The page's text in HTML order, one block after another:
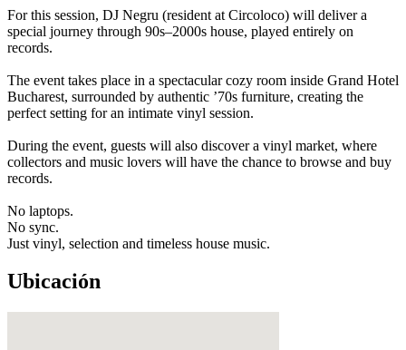
For this session, DJ Negru (resident at Circoloco) will deliver a
special journey through 90s–2000s house, played entirely on
records.
The event takes place in a spectacular cozy room inside Grand Hotel
Bucharest, surrounded by authentic ’70s furniture, creating the
perfect setting for an intimate vinyl session.
During the event, guests will also discover a vinyl market, where
collectors and music lovers will have the chance to browse and buy
records.
No laptops.
No sync.
Just vinyl, selection and timeless house music.
Ubicación